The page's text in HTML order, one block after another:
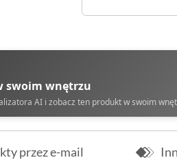
swoim wnętrzu
AI i zobacz ten produkt w swoim
przez e-mail